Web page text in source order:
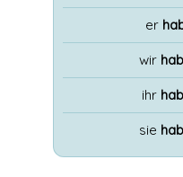
er
wir
ihr
sie